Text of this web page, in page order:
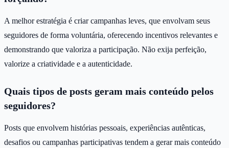
A melhor estratégia é criar campanhas leves, que envolvam seus
seguidores de forma voluntária, oferecendo incentivos relevantes e
demonstrando que valoriza a participação. Não exija perfeição,
valorize a criatividade e a autenticidade.
Quais tipos de posts geram mais conteúdo pelos
seguidores?
Posts que envolvem histórias pessoais, experiências autênticas,
desafios ou campanhas participativas tendem a gerar mais conteúdo